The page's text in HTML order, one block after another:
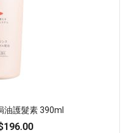
油護髮素 390ml